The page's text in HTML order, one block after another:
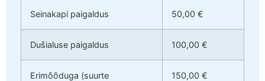
Seinakapi paigaldus 50,00 €
Dušialuse paigaldus 100,00 €
Erimõõduga (suurte
150,00 €